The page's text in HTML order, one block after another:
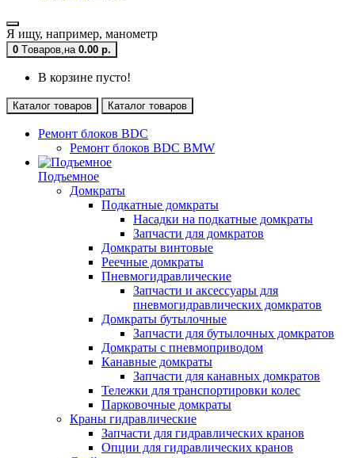
Я ищу, например, манометр
0 Tоваров,на 0.00 р.
В корзине пусто!
Каталог товаров Каталог товаров
Ремонт блоков BDC
Ремонт блоков BDC BMW
Подъемное
Домкраты
Подкатные домкраты
Насадки на подкатные домкраты
Запчасти для домкратов
Домкраты винтовые
Реечные домкраты
Пневмогидравлические
Запчасти и аксессуары для
пневмогидравлических домкратов
Домкраты бутылочные
Запчасти для бутылочных домкратов
Домкраты с пневмоприводом
Канавные домкраты
Запчасти для канавных домкратов
Тележки для транспортировки колес
Парковочные домкраты
Краны гидравлические
Запчасти для гидравлических кранов
Опции для гидравлических кранов